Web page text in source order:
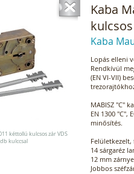
kéttollú kulcsos zár VDS
kulccsal
Kaba
Kaba
Lopás elleni
Rendkívül
(EN VI-VII)
MABISZ "C"
EN 1300 "C",
minősítés.
14 sárgaréz
12 mm
Jobbos